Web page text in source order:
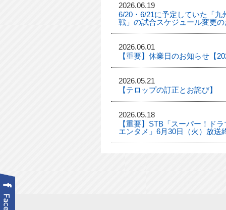
2026.06.19
6/20・6/21に予定していた「九
戦」の試合スケジュール変更
2026.06.01
【重要】休業日のお知らせ【
2026.05.21
【テロップの訂正とお詫び】
2026.05.18
【重要】STB「スーパー！ド
エンタメ」6月30日（火）放送